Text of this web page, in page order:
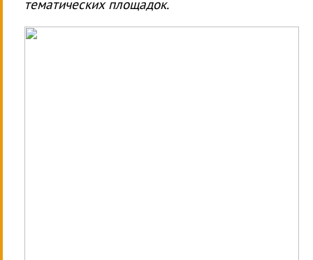
тематических площадок.